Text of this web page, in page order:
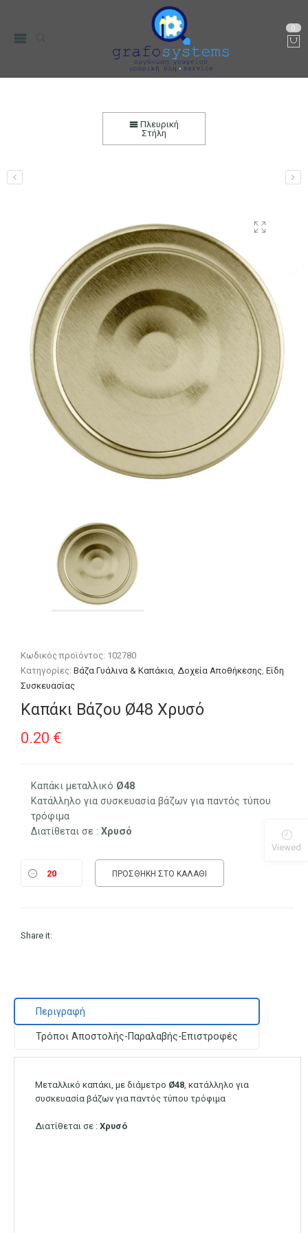
0
Μικρο-Συσκευές Κουζίνας
Πλευρική
Στήλη
Κωδικός προϊόντος: 102780
Κατηγορίες:Βάζα Γυάλινα & Καπάκια,Δοχεία Αποθήκεσης,Είδη
Συσκευασίας
Καπάκι Βάζου Ø48 Χρυσό
0.20 €
Καπάκι μεταλλικό Ø48
Κατάλληλο για συσκευασία βάζων για παντός τύπου
τρόφιμα
Διατίθεται σε :Χρυσό
ΠΡΟΣΘΉΚΗ ΣΤΟ ΚΑΛΆΘΙ
Share it:
Περιγραφή
Τρόποι Αποστολής-Παραλαβής-Επιστροφές
Μεταλλικό καπάκι, με διάμετρο Ø48, κατάλληλο για
συσκευασία βάζων για παντός τύπου τρόφιμα
Διατίθεται σε : Χρυσό
Viewed